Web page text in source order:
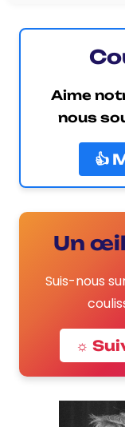
Aime
nous
👍
Un
Suis-nous
☼